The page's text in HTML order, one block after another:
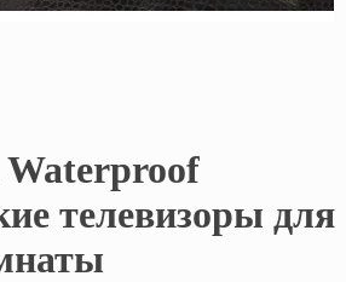
Waterproof
телевизоры для